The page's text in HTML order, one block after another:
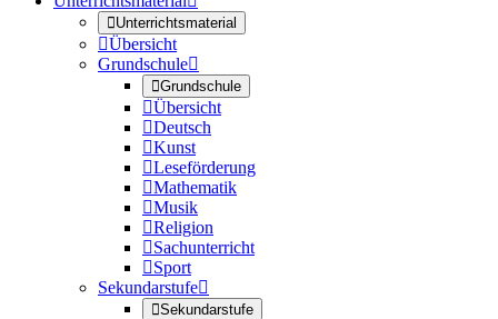
Unterrichtsmaterial
Übersicht
Grundschule
Grundschule
Übersicht
Deutsch
Kunst
Leseförderung
Mathematik
Musik
Religion
Sachunterricht
Sport
Sekundarstufe
Sekundarstufe